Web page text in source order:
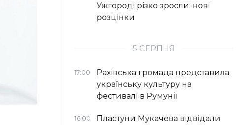
Ужгороді різко зросли: нові
розцінки
5 СЕРПНЯ
17:00
Рахівська громада представила
українську культуру на
фестивалі в Румунії
16:00
Пластуни Мукачева відвідали